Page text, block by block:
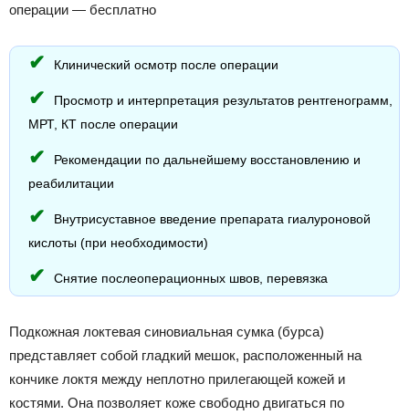
операции — бесплатно
Клинический осмотр после операции
Просмотр и интерпретация результатов рентгенограмм,
МРТ, КТ после операции
Рекомендации по дальнейшему восстановлению и
реабилитации
Внутрисуставное введение препарата гиалуроновой
кислоты (при необходимости)
Снятие послеоперационных швов, перевязка
Подкожная локтевая синовиальная сумка (бурса)
представляет собой гладкий мешок, расположенный на
кончике локтя между неплотно прилегающей кожей и
костями. Она позволяет коже свободно двигаться по